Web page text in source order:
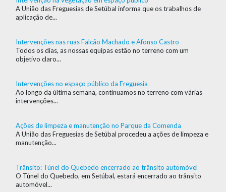
A União das Freguesias de Setúbal informa que os trabalhos de
aplicação de...
Intervenções nas ruas Falcão Machado e Afonso Castro
Todos os dias, as nossas equipas estão no terreno com um
objetivo claro...
Intervenções no espaço público da Freguesia
Ao longo da última semana, continuamos no terreno com várias
intervenções...
Ações de limpeza e manutenção no Parque da Comenda
A União das Freguesias de Setúbal procedeu a ações de limpeza e
manutenção...
Trânsito: Túnel do Quebedo encerrado ao trânsito automóvel
O Túnel do Quebedo, em Setúbal, estará encerrado ao trânsito
automóvel...